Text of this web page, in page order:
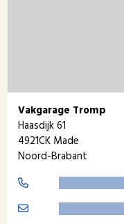
Vakgarage Tromp
Haasdijk 61
4921CK Made
Noord-Brabant